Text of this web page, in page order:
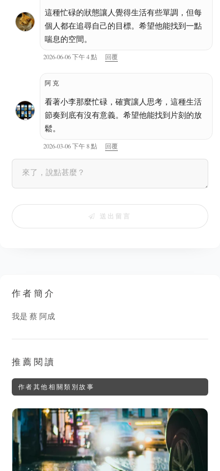
這種忙碌的狀態讓人覺得生活有些單調，但每
個人都在追尋自己的目標。希望他能找到一點
喘息的空間。
2026-06-06 下午 4 點 回覆
阿克
看著小李那麼忙碌，確實讓人思考，這種生活
節奏到底有沒有意義。希望他能找到片刻的放
鬆。
2026-03-06 下午 8 點 回覆
送出留言
作者簡介
我是 蔡 阿成
推薦閱讀
作者其他相關類別故事